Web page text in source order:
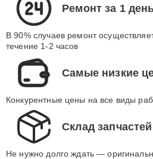
Ремонт за 1
В 90% случаев ремонт
течение 1-2 часов
Самые низкие
Конкурентные цены на все виды
Склад запчастей
Не нужно долго ждать —